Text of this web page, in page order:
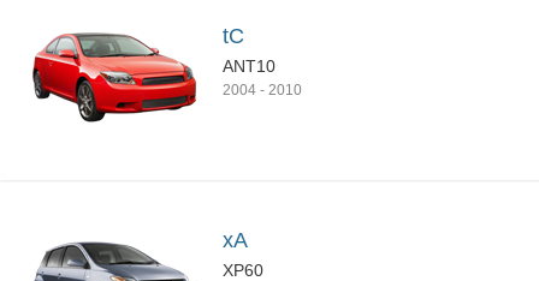
tC
ANT10
2004 - 2010
xA
XP60